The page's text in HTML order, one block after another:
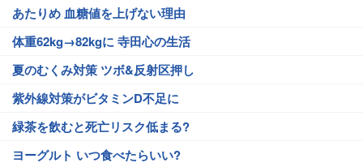
あたりめ 血糖値を上げない理由
体重62kg→82kgに 寺田心の生活
夏のむくみ対策 ツボ&反射区押し
紫外線対策がビタミンD不足に
緑茶を飲むと死亡リスク低まる?
ヨーグルト いつ食べたらいい?